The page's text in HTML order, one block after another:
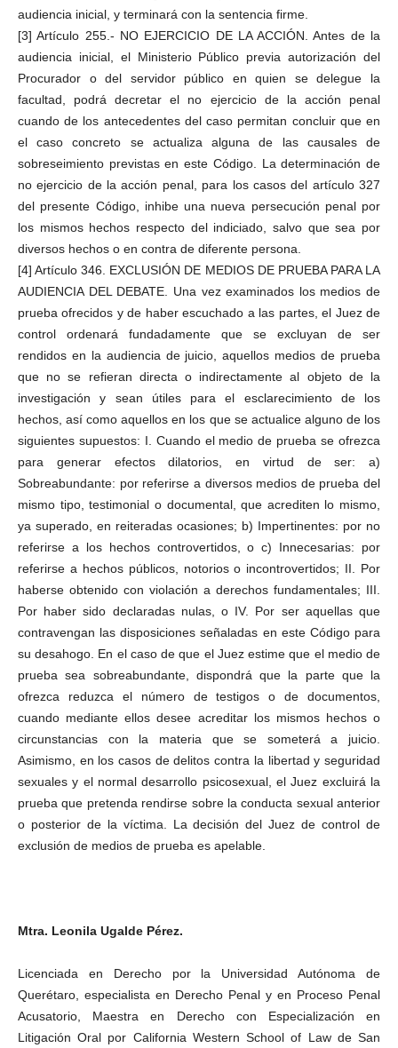
audiencia inicial, y terminará con la sentencia firme.
[3] Artículo 255.- NO EJERCICIO DE LA ACCIÓN. Antes de la
audiencia inicial, el Ministerio Público previa autorización del
Procurador o del servidor público en quien se delegue la
facultad, podrá decretar el no ejercicio de la acción penal
cuando de los antecedentes del caso permitan concluir que en
el caso concreto se actualiza alguna de las causales de
sobreseimiento previstas en este Código. La determinación de
no ejercicio de la acción penal, para los casos del artículo 327
del presente Código, inhibe una nueva persecución penal por
los mismos hechos respecto del indiciado, salvo que sea por
diversos hechos o en contra de diferente persona.
[4] Artículo 346. EXCLUSIÓN DE MEDIOS DE PRUEBA PARA LA
AUDIENCIA DEL DEBATE. Una vez examinados los medios de
prueba ofrecidos y de haber escuchado a las partes, el Juez de
control ordenará fundadamente que se excluyan de ser
rendidos en la audiencia de juicio, aquellos medios de prueba
que no se refieran directa o indirectamente al objeto de la
investigación y sean útiles para el esclarecimiento de los
hechos, así como aquellos en los que se actualice alguno de los
siguientes supuestos: I. Cuando el medio de prueba se ofrezca
para generar efectos dilatorios, en virtud de ser: a)
Sobreabundante: por referirse a diversos medios de prueba del
mismo tipo, testimonial o documental, que acrediten lo mismo,
ya superado, en reiteradas ocasiones; b) Impertinentes: por no
referirse a los hechos controvertidos, o c) Innecesarias: por
referirse a hechos públicos, notorios o incontrovertidos; II. Por
haberse obtenido con violación a derechos fundamentales; III.
Por haber sido declaradas nulas, o IV. Por ser aquellas que
contravengan las disposiciones señaladas en este Código para
su desahogo. En el caso de que el Juez estime que el medio de
prueba sea sobreabundante, dispondrá que la parte que la
ofrezca reduzca el número de testigos o de documentos,
cuando mediante ellos desee acreditar los mismos hechos o
circunstancias con la materia que se someterá a juicio.
Asimismo, en los casos de delitos contra la libertad y seguridad
sexuales y el normal desarrollo psicosexual, el Juez excluirá la
prueba que pretenda rendirse sobre la conducta sexual anterior
o posterior de la víctima. La decisión del Juez de control de
exclusión de medios de prueba es apelable.
Mtra. Leonila Ugalde Pérez.
Licenciada en Derecho por la Universidad Autónoma de
Querétaro, especialista en Derecho Penal y en Proceso Penal
Acusatorio, Maestra en Derecho con Especialización en
Litigación Oral por California Western School of Law de San